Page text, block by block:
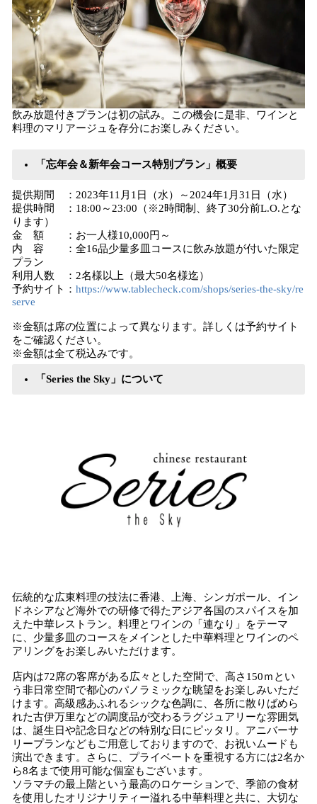
飲み放題付きプランは初の試み。この機会に是⾮、ワインと
料理のマリアージュを存分にお楽しみください。
「忘年会＆新年会コース特別プラン」概要
提供期間 ：2023年11月1日（水）～2024年1月31日（水）
提供時間 ：18:00～23:00（※2時間制、終了30分前L.O.とな
ります）
金 額 ：お一人様10,000円～
内 容 ：全16品少量多皿コースに飲み放題が付いた限定
プラン
利用人数 ：2名様以上（最大50名様迄）
予約サイト： https://www.tablecheck.com/shops/series-the-sky/re
serve
※金額は席の位置によって異なります。詳しくは予約サイト
をご確認ください。
※金額は全て税込みです。
「Series the Sky」について​
伝統的な広東料理の技法に香港、上海、シンガポール、イン
ドネシアなど海外での研修で得たアジア各国のスパイスを加
えた中華レストラン。料理とワインの「連なり」をテーマ
に、少量多皿のコースをメインとした中華料理とワインのペ
アリングをお楽しみいただけます。
店内は72席の客席がある広々とした空間で、高さ150ｍとい
う非日常空間で都心のパノラミックな眺望をお楽しみいただ
けます。高級感あふれるシックな色調に、各所に散りばめら
れた古伊万里などの調度品が交わるラグジュアリーな雰囲気
は、誕生日や記念日などの特別な日にピッタリ。アニバーサ
リープランなどもご用意しておりますので、お祝いムードも
演出できます。さらに、プライベートを重視する方には2名か
ら8名まで使用可能な個室もございます。
ソラマチの最上階という最高のロケーションで、季節の食材
を使用したオリジナリティー溢れる中華料理と共に、大切な